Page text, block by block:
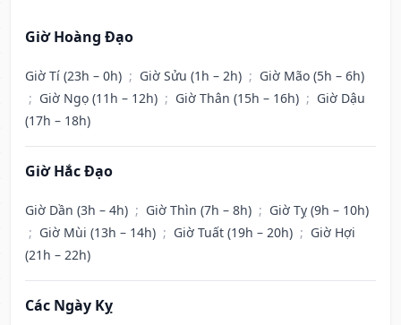
Giờ Hoàng Đạo
Giờ Tí (23h – 0h) ; Giờ Sửu (1h – 2h) ; Giờ Mão (5h – 6h)
; Giờ Ngọ (11h – 12h) ; Giờ Thân (15h – 16h) ; Giờ Dậu
(17h – 18h)
Giờ Hắc Đạo
Giờ Dần (3h – 4h) ; Giờ Thìn (7h – 8h) ; Giờ Tỵ (9h – 10h)
; Giờ Mùi (13h – 14h) ; Giờ Tuất (19h – 20h) ; Giờ Hợi
(21h – 22h)
Các Ngày Kỵ